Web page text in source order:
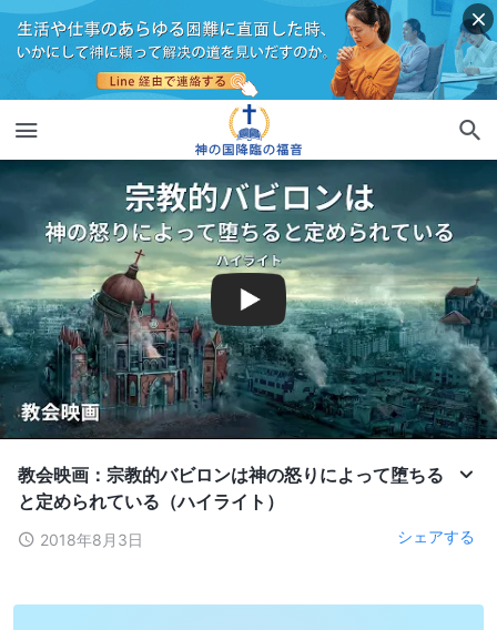
教会映画：宗教的バビロンは神の怒りによって堕ちる
と定められている（ハイライト）
2018年8月3日 シェアする